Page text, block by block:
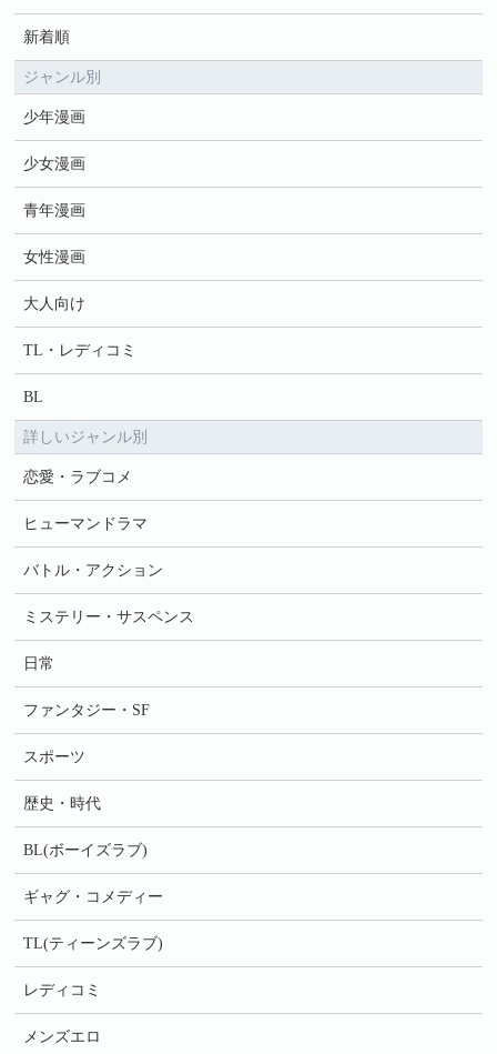
新着順
ジャンル別
少年漫画
少女漫画
青年漫画
女性漫画
大人向け
TL・レディコミ
BL
詳しいジャンル別
恋愛・ラブコメ
ヒューマンドラマ
バトル・アクション
ミステリー・サスペンス
日常
ファンタジー・SF
スポーツ
歴史・時代
BL(ボーイズラブ)
ギャグ・コメディー
TL(ティーンズラブ)
レディコミ
メンズエロ